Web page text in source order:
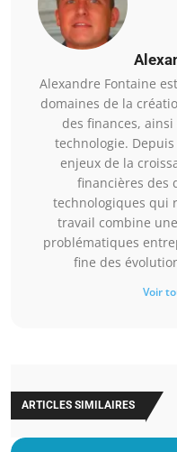
Alexandre Fontaine
domaines de la
des finances,
technologie.
enjeux de la
financières des
technologiques qui
travail combine
problématiques
fine des
Voir
ARTICLES SIMILAIRES